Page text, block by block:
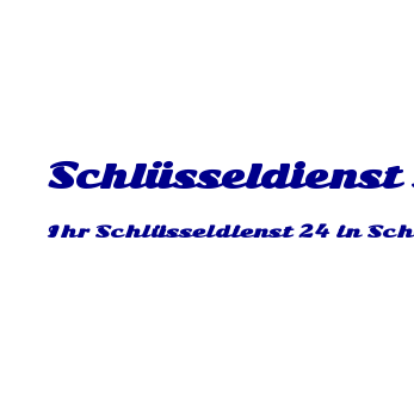
Schlüsseldienst
Ihr Schlüsseldienst 24 in